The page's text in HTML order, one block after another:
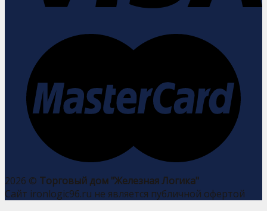
2026 © Торговый дом "Железная Логика"
Сайт ironlogic96.ru не является публичной офертой